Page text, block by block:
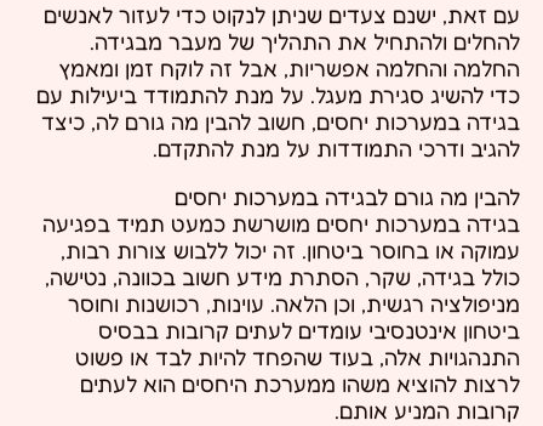
עם זאת, ישנם צעדים שניתן לנקוט כדי לעזור לאנשים
להחלים ולהתחיל את התהליך של מעבר מבגידה.
החלמה והחלמה אפשריות, אבל זה לוקח זמן ומאמץ
כדי להשיג סגירת מעגל. על מנת להתמודד ביעילות עם
בגידה במערכות יחסים, חשוב להבין מה גורם לה, כיצד
להגיב ודרכי התמודדות על מנת להתקדם.
להבין מה גורם לבגידה במערכות יחסים
בגידה במערכות יחסים מושרשת כמעט תמיד בפגיעה
עמוקה או בחוסר ביטחון. זה יכול ללבוש צורות רבות,
כולל בגידה, שקר, הסתרת מידע חשוב בכוונה, נטישה,
מניפולציה רגשית, וכן הלאה. עוינות, רכושנות וחוסר
ביטחון אינטנסיבי עומדים לעתים קרובות בבסיס
התנהגויות אלה, בעוד שהפחד להיות לבד או פשוט
לרצות להוציא משהו ממערכת היחסים הוא לעתים
קרובות המניע אותם.